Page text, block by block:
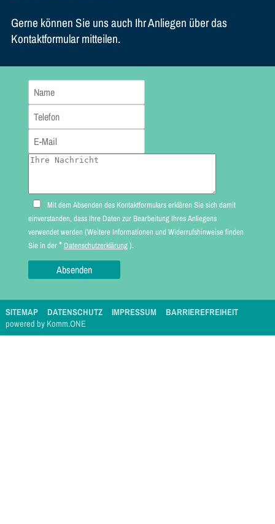
Gerne können Sie uns auch Ihr Anliegen über das
Kontaktformular mitteilen.
Mit dem Absenden des Kontaktformulars erklären Sie sich damit
einverstanden, dass Ihre Daten zur Bearbeitung Ihres Anliegens
verwendet werden (Weitere Informationen und Widerrufshinweise finden
Sie in der* Datenschutzerklärung).
SITEMAP DATENSCHUTZ IMPRESSUM
BARRIEREFREIHEIT
powered by Komm.ONE